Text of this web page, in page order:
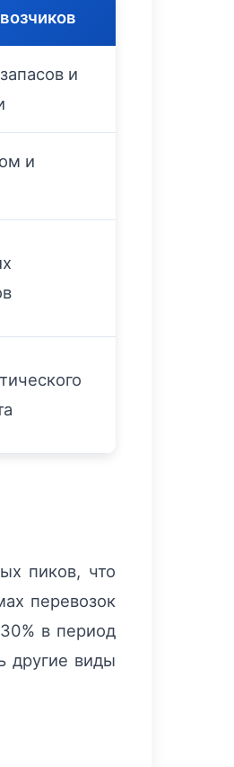
и
и
пиков, что
перевозок
в период
другие виды